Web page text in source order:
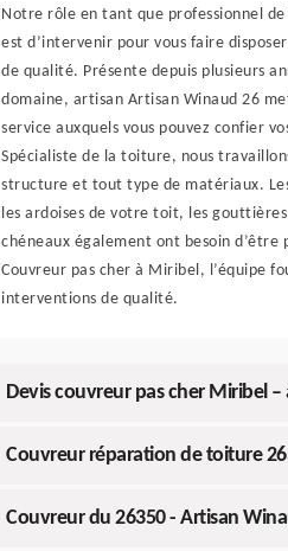
Notre rôle en tant que professionnel
est d’intervenir pour vous faire
de qualité. Présente depuis plusieurs
domaine, artisan Artisan Winaud 26
service auxquels vous pouvez confier
Spécialiste de la toiture, nous
structure et tout type de matériaux.
les ardoises de votre toit, les
chéneaux également ont besoin d’être
Couvreur pas cher à Miribel, l’équipe
interventions de qualité.
Devis couvreur pas cher Miribel –
Couvreur réparation de toiture
Couvreur du 26350 - Artisan